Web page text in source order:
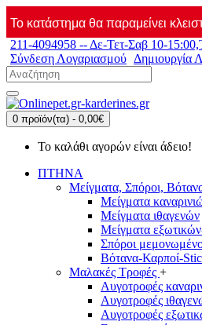
Το κατάστημα θα παραμείνει
211-4094958 -- Δε-Τετ-Σαβ 10-
Σύνδεση Λογαριασμού Δημιουργία
0 προϊόν(τα) - 0,00€
Το καλάθι αγορών είναι άδειο!
ΠΤΗΝΑ
Μείγματα, Σπόροι,
Μείγματα
Μείγματα ιθαγενών
Μείγματα
Σπόροι
Βότανα-Καρποί-
Μαλακές Τροφές +
Αυγοτροφές
Αυγοτροφές
Αυγοτροφές